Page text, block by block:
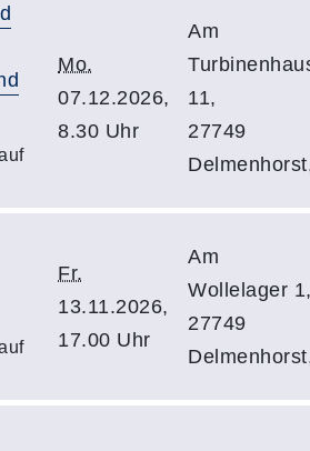
Mo.
07.12.2026,
8.30 Uhr
Am
11,
27749
Fr.
13.11.2026,
17.00 Uhr
Am
Wollelager
27749